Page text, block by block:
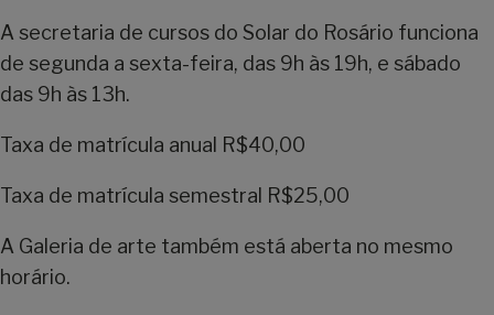
A secretaria de cursos do Solar do Rosário funciona
de segunda a sexta-feira, das 9h às 19h, e sábado
das 9h às 13h.
Taxa de matrícula anual R$40,00
Taxa de matrícula semestral R$25,00
A Galeria de arte também está aberta no mesmo
horário.